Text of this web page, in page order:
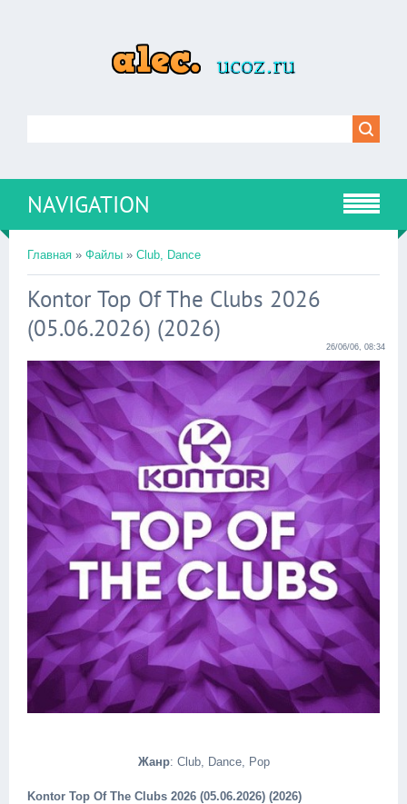
NAVIGATION
Главная » Файлы » Club, Dance
Kontor Top Of The Clubs 2026
(05.06.2026) (2026)
26/06/06, 08:34
Жанр: Club, Dance, Pop
Kontor Top Of The Clubs 2026 (05.06.2026) (2026)